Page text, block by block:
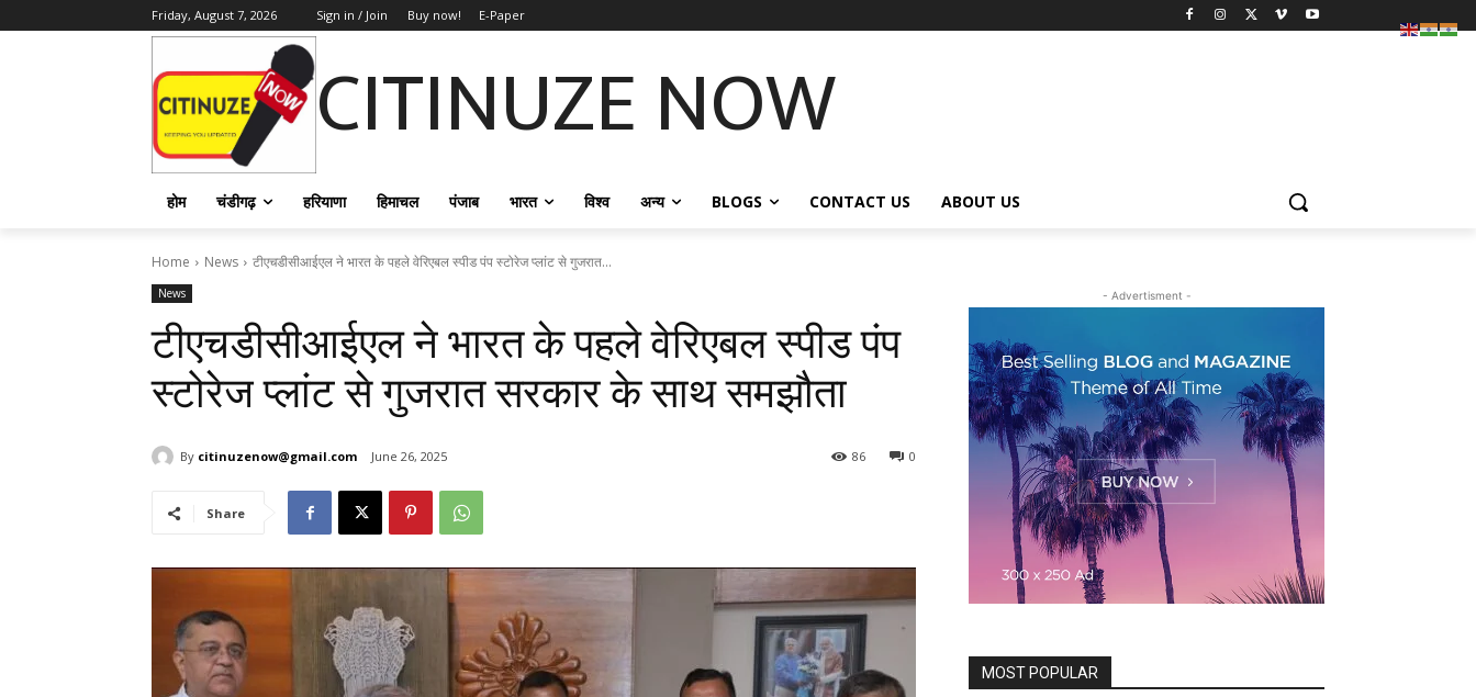
Friday, August 7, 2026 Sign in / Join Buy now! E-Paper
CITINUZE NOW
होम चंडीगढ़ हरियाणा हिमाचल पंजाब भारत विश्व अन्य BLOGS CONTACT US ABOUT US
Home News टीएचडीसीआईएल ने भारत के पहले वेरिएबल स्पीड पंप स्टोरेज प्लांट से गुजरात...
News
टीएचडीसीआईएल ने भारत के पहले वेरिएबल स्पीड पंप
स्टोरेज प्लांट से गुजरात सरकार के साथ समझौता
By citinuzenow@gmail.com June 26, 2025 0
86
Share
- Advertisment -
MOST POPULAR